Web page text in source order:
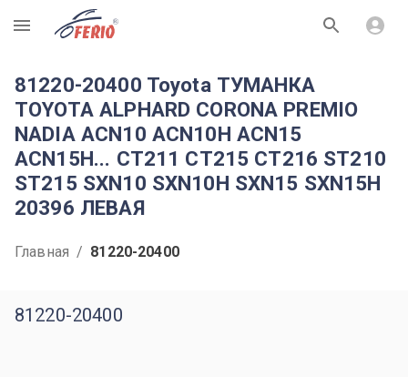
R
81220-20400 Toyota ТУМАНКА
TOYOTA ALPHARD CORONA PREMIO
NADIA ACN10 ACN10H ACN15
ACN15H... CT211 CT215 CT216 ST210
ST215 SXN10 SXN10H SXN15 SXN15H
20396 ЛЕВАЯ
Главная / 81220-20400
81220-20400